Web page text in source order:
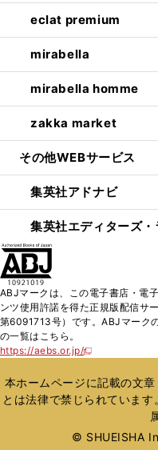
eclat premium
mirabella
mirabella homme
zakka market
その他WEBサービス
集英社アドナビ
集英社エディターズ・
ABJマークは、この電子書店・電
ンツ使用許諾を得た正規版配信サ
第6091713号）です。ABJマーク
の一覧はこちら。
https://aebs.or.jp/
新
い
ウ
ィ
ウ
本ホームページに記載の文
とは法律で禁じられていま
© SHUEISHA